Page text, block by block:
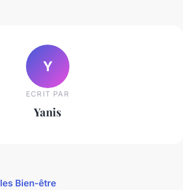
Y
ECRIT PAR
Yanis
Bien-être